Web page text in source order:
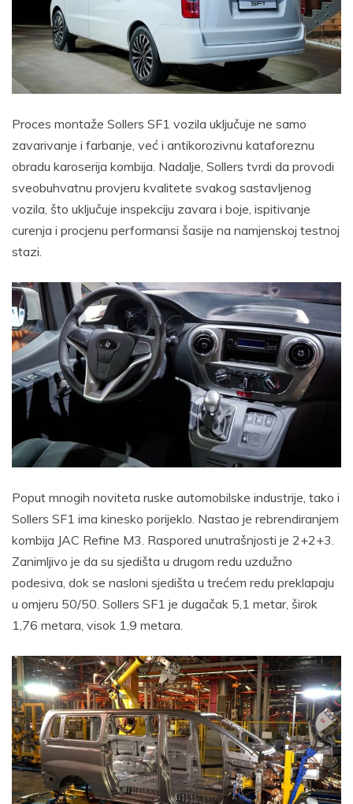
Proces montaže Sollers SF1 vozila uključuje ne samo
zavarivanje i farbanje, već i antikorozivnu kataforeznu
obradu karoserija kombija. Nadalje, Sollers tvrdi da provodi
sveobuhvatnu provjeru kvalitete svakog sastavljenog
vozila, što uključuje inspekciju zavara i boje, ispitivanje
curenja i procjenu performansi šasije na namjenskoj testnoj
stazi.
Poput mnogih noviteta ruske automobilske industrije, tako i
Sollers SF1 ima kinesko porijeklo. Nastao je rebrendiranjem
kombija JAC Refine M3. Raspored unutrašnjosti je 2+2+3.
Zanimljivo je da su sjedišta u drugom redu uzdužno
podesiva, dok se nasloni sjedišta u trećem redu preklapaju
u omjeru 50/50. Sollers SF1 je dugačak 5,1 metar, širok
1,76 metara, visok 1,9 metara.